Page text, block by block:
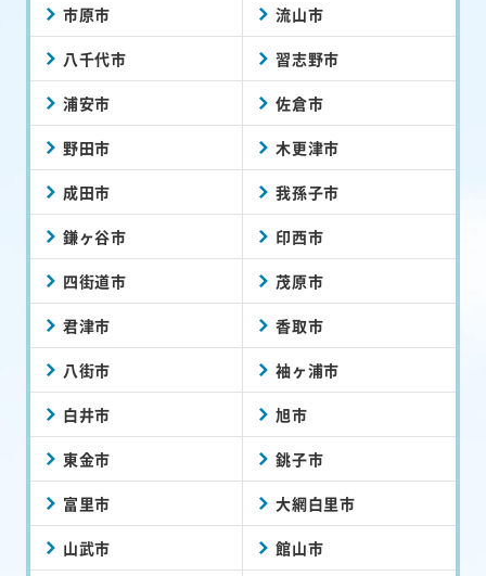
市原市 流山市
八千代市 習志野市
浦安市 佐倉市
野田市 木更津市
成田市 我孫子市
鎌ヶ谷市 印西市
四街道市 茂原市
君津市 香取市
八街市 袖ヶ浦市
白井市 旭市
東金市 銚子市
富里市 大網白里市
山武市 館山市